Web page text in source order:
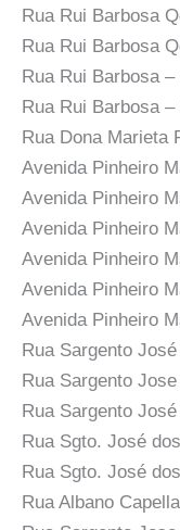
Rua Rui Barbosa
Rua Rui Barbosa
Rua Rui Barbosa –
Rua Rui Barbosa –
Rua Dona Marieta
Avenida Pinheiro
Avenida Pinheiro
Avenida Pinheiro
Avenida Pinheiro
Avenida Pinheiro
Avenida Pinheiro
Rua Sargento
Rua Sargento
Rua Sargento
Rua Sgto. José
Rua Sgto. José
Rua Albano